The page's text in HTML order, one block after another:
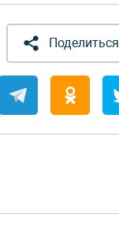
Поделиться